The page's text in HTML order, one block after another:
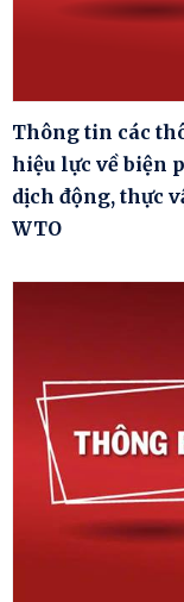
Thông tin các
hiệu lực về biện
dịch động, thực
WTO